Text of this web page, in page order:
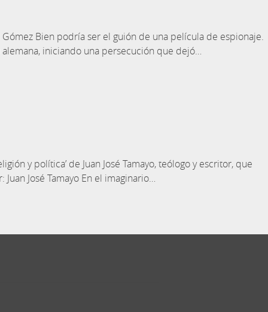
Bien podría ser el guión de una película de espionaje.
iniciando una persecución que dejó…
y política’ de Juan José Tamayo, teólogo y escritor, que
José Tamayo En el imaginario…